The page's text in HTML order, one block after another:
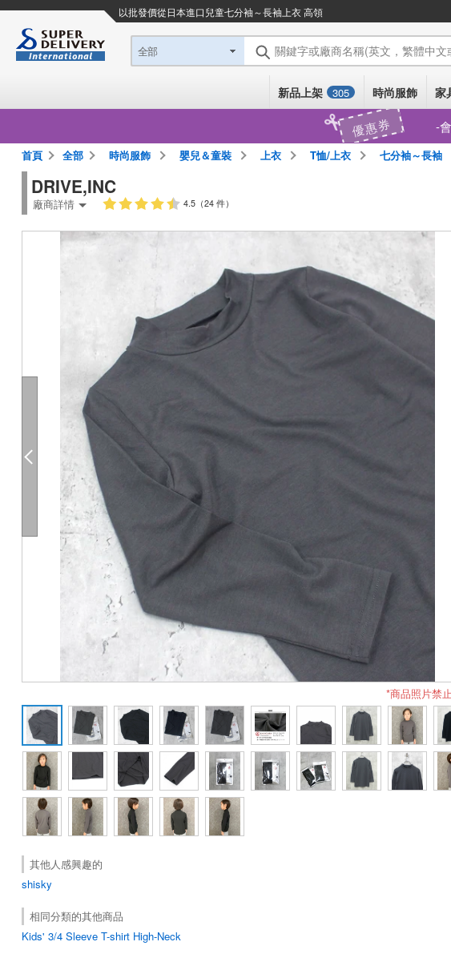
以批發價從日本進口兒童七分袖～長袖上衣 高領
全部 關鍵字或廠商名稱(英文，繁體中文
新品上架 305 時尚服飾 家
優惠券
首頁 全部 時尚服飾 嬰兒＆童裝 上衣 T恤/上衣 七分袖～長袖
DRIVE,INC
廠商詳情 4.5（24 件）
*商品照片禁
其他人感興趣的
shisky
相同分類的其他商品
Kids' 3/4 Sleeve T-shirt High-Neck